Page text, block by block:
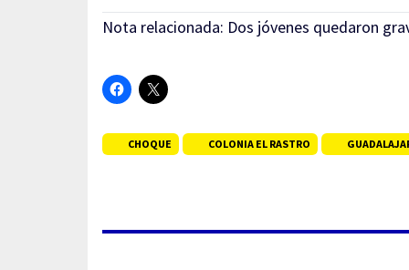
Nota relacionada: Dos jóvenes quedaron
CHOQUE COLONIA EL RASTRO